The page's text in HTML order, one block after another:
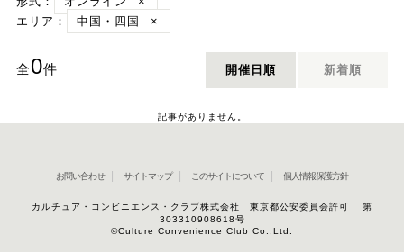
エリア：
中国・四国 ×
全0件 開催日順 新着順
記事がありません。
お問い合わせ サイトマップ このサイトについて 個人情報保護方針
カルチュア・コンビニエンス・クラブ株式会社 東京都公安委員会許可 第
303310908618号
©Culture Convenience Club Co.,Ltd.